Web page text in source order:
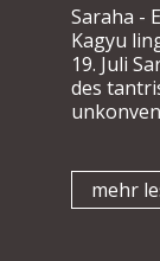
Saraha -
Kagyu
19. Juli
des
mehr